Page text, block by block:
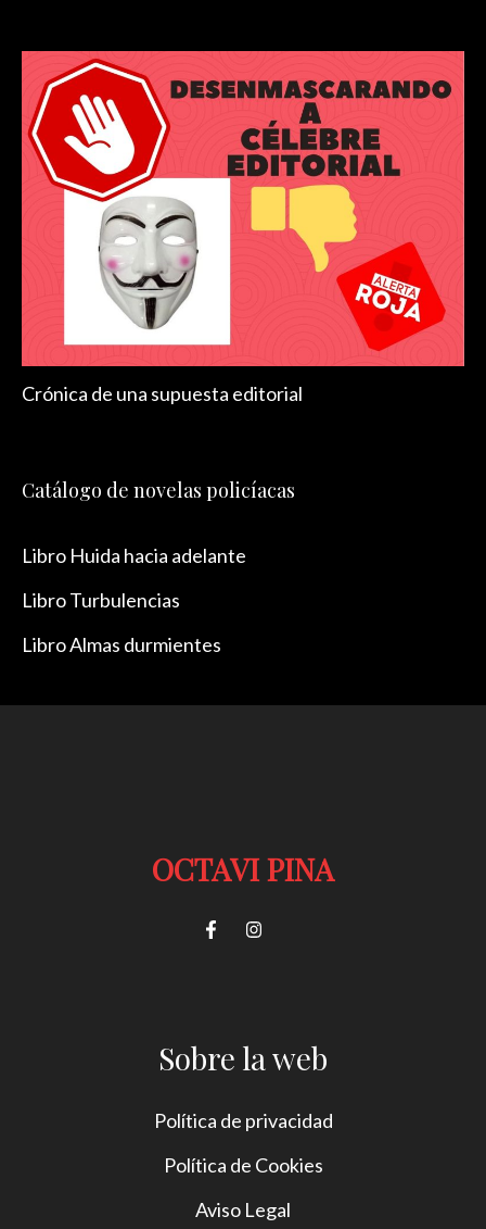
Crónica de una supuesta editorial
Catálogo de novelas policíacas
Libro Huida hacia adelante
Libro Turbulencias
Libro Almas durmientes
OCTAVI PINA
Sobre la web
Política de privacidad
Política de Cookies
Aviso Legal